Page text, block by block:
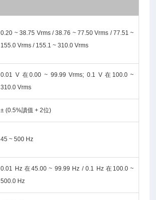
0.20 ~ 38.75 Vrms / 38.76 ~ 77.50 Vrms / 77.51 ~
155.0 Vrms / 155.1 ~ 310.0 Vrms
0.01 V 在0.00 ~ 99.99 Vrms; 0.1 V 在100.0 ~
310.0 Vrms
± (0.5%讀值 + 2位)
45 ~ 500 Hz
0.01 Hz 在45.00 ~ 99.99 Hz / 0.1 Hz 在100.0 ~
500.0 Hz